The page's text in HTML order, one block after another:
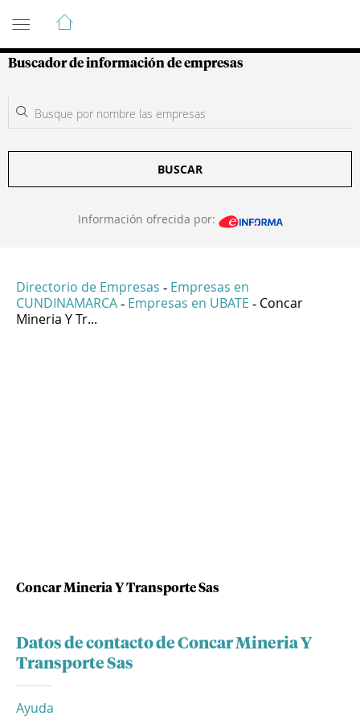
Guía de Empresas Colombianas
Buscador de información de empresas
BUSCAR
Información ofrecida por:
Directorio de Empresas - Empresas en
CUNDINAMARCA - Empresas en UBATE - Concar
Mineria Y Tr...
Concar Mineria Y Transporte Sas
Datos de contacto de Concar Mineria Y
Transporte Sas
Ayuda